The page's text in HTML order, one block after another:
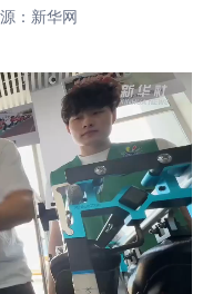
评
子 体育
健康 军事
片 政务
金融 汽车
：新华网